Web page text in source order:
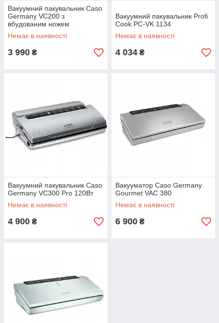
Вакуумний пакувальник Caso
Germany VC200 з
вбудованим ножем
Немає в наявності
3 990 ₴
Вакуумний пакувальник Profi
Cook PC-VK 1134
Немає в наявності
4 034 ₴
Вакуумний пакувальник Caso
Germany VC300 Pro 120Вт
Немає в наявності
4 900 ₴
Вакууматор Caso Germany
Gourmet VAC 380
Немає в наявності
6 900 ₴